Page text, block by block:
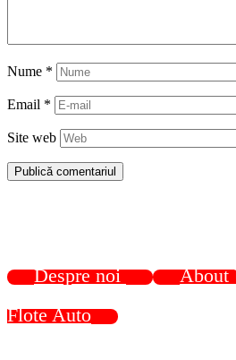
Nume *
Email *
Site web
Despre noi
Flote Auto